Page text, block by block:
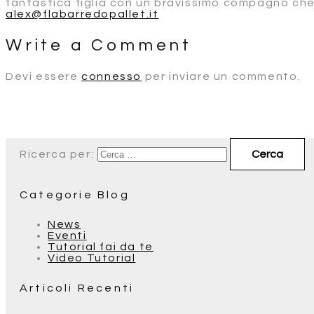
fantastica figlia con un bravissimo compagno
alex@flabarredopallet.it
Write a Comment
Devi essereconnesso per inviare un commento.
Ricerca per:
Categorie Blog
News
Eventi
Tutorial fai da te
Video Tutorial
Articoli Recenti